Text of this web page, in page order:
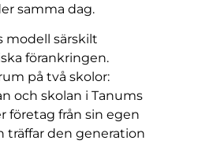
samma dag.
modell särskilt
förankringen.
på två skolor:
och skolan i Tanums
företag från sin egen
träffar den generation